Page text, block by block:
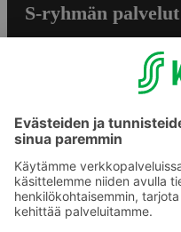
S-ryhmän palvelut
S-ostoslista -sovellus
Prisma.fi
Sokos.fi
S-Pankki
Yhteishyvä
Sokos Hotels